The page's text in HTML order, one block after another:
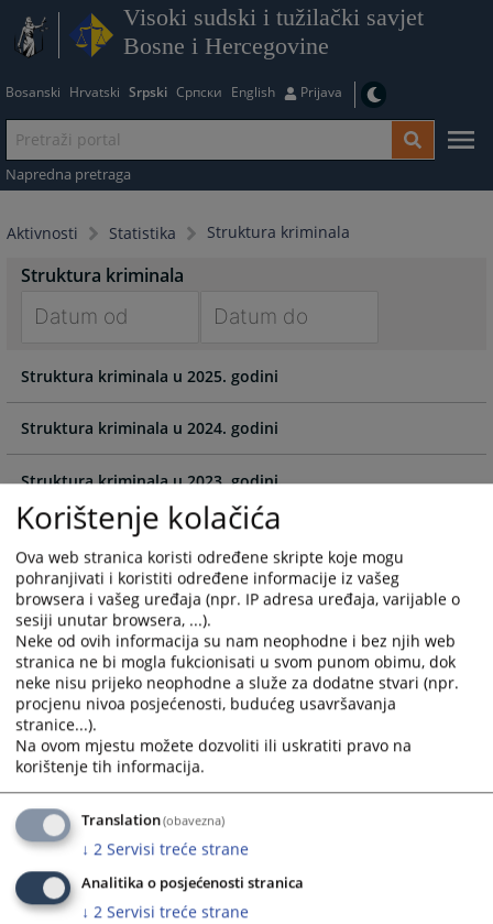
Visoki sudski i tužilački savjet
Bosne i Hercegovine
Bosanski Hrvatski Srpski Српски English Prijava
Napredna pretraga
Aktivnosti Statistika Struktura kriminala
Struktura kriminala
forward
to
interact
with
the
and
select
a
date.
Press
the
question
mark
key
to
get
the
keyboard
shortcuts
changing
dates.
forward
to
interact
with
the
and
select
a
date.
Press
the
question
mark
key
to
get
the
keyboard
for
changing
dates.
Struktura kriminala u 2025. godini
Struktura kriminala u 2024. godini
Struktura kriminala u 2023. godini.
Struktura kriminala u 2022. godini.
Struktura kriminala u 2021. godini.
Struktura kriminala u 2020. godini
Struktura kriminala u 2019 godini
Struktura kriminala u 2018 godini
Struktura u kriminala 2017. godini
Struktura kriminala u 2016. godini
Korištenje kolačića
Ova web stranica koristi određene skripte koje mogu
pohranjivati i koristiti određene informacije iz vašeg
browsera i vašeg uređaja (npr. IP adresa uređaja, varijable o
sesiji unutar browsera, ...).
Neke od ovih informacija su nam neophodne i bez njih web
stranica ne bi mogla fukcionisati u svom punom obimu, dok
neke nisu prijeko neophodne a služe za dodatne stvari (npr.
procjenu nivoa posjećenosti, budućeg usavršavanja
stranice...).
Na ovom mjestu možete dozvoliti ili uskratiti pravo na
korištenje tih informacija.
Translation(obavezna)
↓ 2 Servisi treće strane
Analitika o posjećenosti stranica
↓ 2 Servisi treće strane